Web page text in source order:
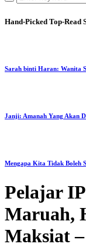
Hand-Picked Top-Read
Sarah binti Haran: Wanita
Janji: Amanah Yang Akan
Mengapa Kita Tidak Boleh
Pelajar
Maruah,
Maksiat